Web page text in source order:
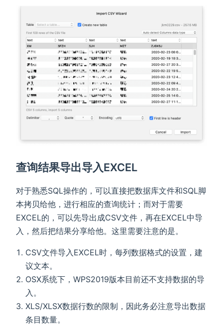
查询结果导出导入EXCEL
对于熟悉SQL操作的，可以直接把数据库文件和SQL脚
本拷贝给他，进行相应的查询统计；而对于需要
EXCEL的，可以先导出成CSV文件，再在EXCEL中导
入，然后把结果分享给他。这里需要注意的是。
CSV文件导入EXCEL时，每列数据格式的设置，建
议文本。
OSX系统下，WPS2019版本目前还不支持数据的导
入。
XLS/XLSX数据行数的限制，因此务必注意导出数据
条目数量。